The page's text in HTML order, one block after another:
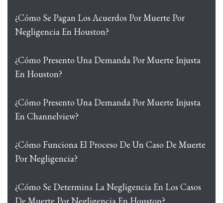
¿Cómo Se Pagan Los Acuerdos Por Muerte Por
Negligencia En Houston?
¿Cómo Presento Una Demanda Por Muerte Injusta
En Houston?
¿Cómo Presento Una Demanda Por Muerte Injusta
En Channelview?
¿Cómo Funciona El Proceso De Un Caso De Muerte
Por Negligencia?
¿Cómo Se Determina La Negligencia En Los Casos